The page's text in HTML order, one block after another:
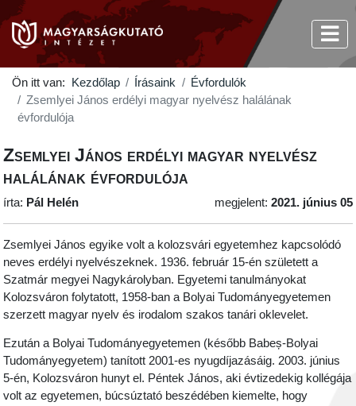
Ön itt van: Kezdőlap Írásaink
Évfordulók
Zsemlyei János erdélyi magyar nyelvész halálának
évfordulója
Zsemlyei János erdélyi magyar nyelvész
halálának évfordulója
írta: Pál Helén megjelent: 2021. június 05
Zsemlyei János egyike volt a kolozsvári egyetemhez kapcsolódó
neves erdélyi nyelvészeknek. 1936. február 15-én született a
Szatmár megyei Nagykárolyban. Egyetemi tanulmányokat
Kolozsváron folytatott, 1958-ban a Bolyai Tudományegyetemen
szerzett magyar nyelv és irodalom szakos tanári oklevelet.
Ezután a Bolyai Tudományegyetemen (később Babeș-Bolyai
Tudományegyetem) tanított 2001-es nyugdíjazásáig. 2003. június
5-én, Kolozsváron hunyt el. Péntek János, aki évtizedekig kollégája
volt az egyetemen, búcsúztató beszédében kiemelte, hogy